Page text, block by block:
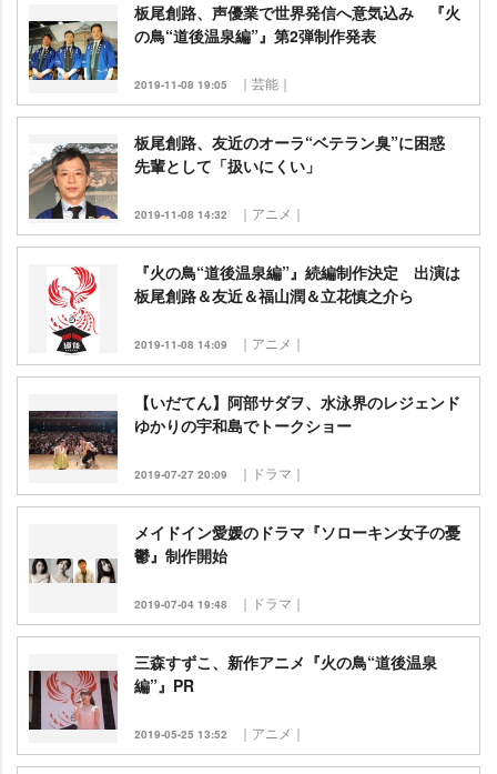
板尾創路、声優業で世界発信へ意気込み 『火
の鳥“道後温泉編”』第2弾制作発表
2019-11-08 19:05 ｜芸能｜
板尾創路、友近のオーラ“ベテラン臭”に困惑
先輩として「扱いにくい」
2019-11-08 14:32 ｜アニメ｜
『火の鳥“道後温泉編”』続編制作決定 出演は
板尾創路＆友近＆福山潤＆立花慎之介ら
2019-11-08 14:09 ｜アニメ｜
【いだてん】阿部サダヲ、水泳界のレジェンド
ゆかりの宇和島でトークショー
2019-07-27 20:09 ｜ドラマ｜
メイドイン愛媛のドラマ『ソローキン女子の憂
鬱』制作開始
2019-07-04 19:48 ｜ドラマ｜
三森すずこ、新作アニメ『火の鳥“道後温泉
編”』PR
2019-05-25 13:52 ｜アニメ｜